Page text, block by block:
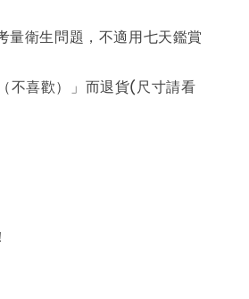
量衛生問題，不適用七天鑑賞
不喜歡）」而退貨(尺寸請看